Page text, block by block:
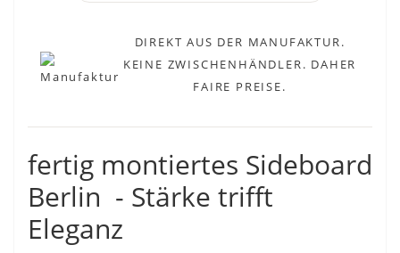
DIREKT AUS DER MANUFAKTUR.
KEINE ZWISCHENHÄNDLER. DAHER
FAIRE PREISE.
fertig montiertes Sideboard
Berlin - Stärke trifft
Eleganz